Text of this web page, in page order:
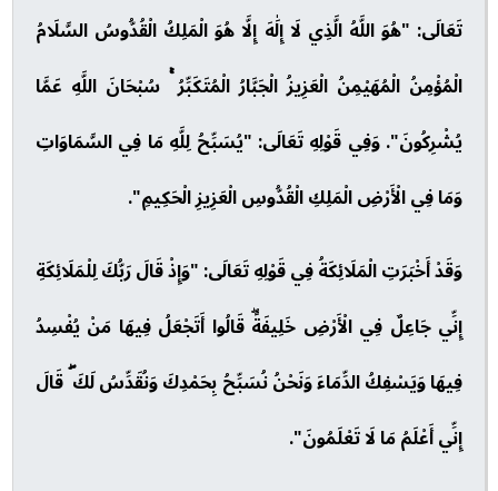
تَعَالَى: "هُوَ اللَّهُ الَّذِي لَا إِلَٰهَ إِلَّا هُوَ الْمَلِكُ الْقُدُّوسُ السَّلَامُ
الْمُؤْمِنُ الْمُهَيْمِنُ الْعَزِيزُ الْجَبَّارُ الْمُتَكَبِّرُ ۚ سُبْحَانَ اللَّهِ عَمَّا
يُشْرِكُونَ". وَفِي قَوْلِهِ تَعَالَى: "يُسَبِّحُ لِلَّهِ مَا فِي السَّمَاوَاتِ
وَمَا فِي الْأَرْضِ الْمَلِكِ الْقُدُّوسِ الْعَزِيزِ الْحَكِيمِ".
وَقَدْ أَخْبَرَتِ الْمَلَائِكَةُ فِي قَوْلِهِ تَعَالَى: "وَإِذْ قَالَ رَبُّكَ لِلْمَلَائِكَةِ
إِنِّي جَاعِلٌ فِي الْأَرْضِ خَلِيفَةًۖ قَالُوا أَتَجْعَلُ فِيهَا مَنْ يُفْسِدُ
فِيهَا وَيَسْفِكُ الدِّمَاءَ وَنَحْنُ نُسَبِّحُ بِحَمْدِكَ وَنُقَدِّسُ لَكَ ۖ قَالَ
إِنِّي أَعْلَمُ مَا لَا تَعْلَمُونَ".